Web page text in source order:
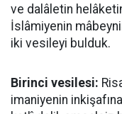
ve dalâletin
İslâmiyenin
iki vesileyi bulduk.
Birinci vesilesi:
imaniyenin